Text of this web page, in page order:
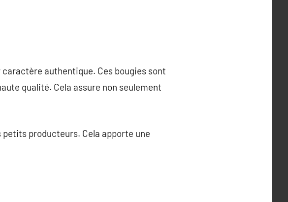
authentique. Ces bougies sont
qualité. Cela assure non seulement
producteurs. Cela apporte une